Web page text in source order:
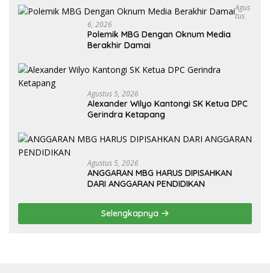
Agus
Tus
6, 2026
Polemik MBG Dengan Oknum Media
Berakhir Damai
Agustus 5, 2026
Alexander Wilyo Kantongi SK Ketua DPC
Gerindra Ketapang
Agustus 5, 2026
ANGGARAN MBG HARUS DIPISAHKAN
DARI ANGGARAN PENDIDIKAN
Selengkapnya